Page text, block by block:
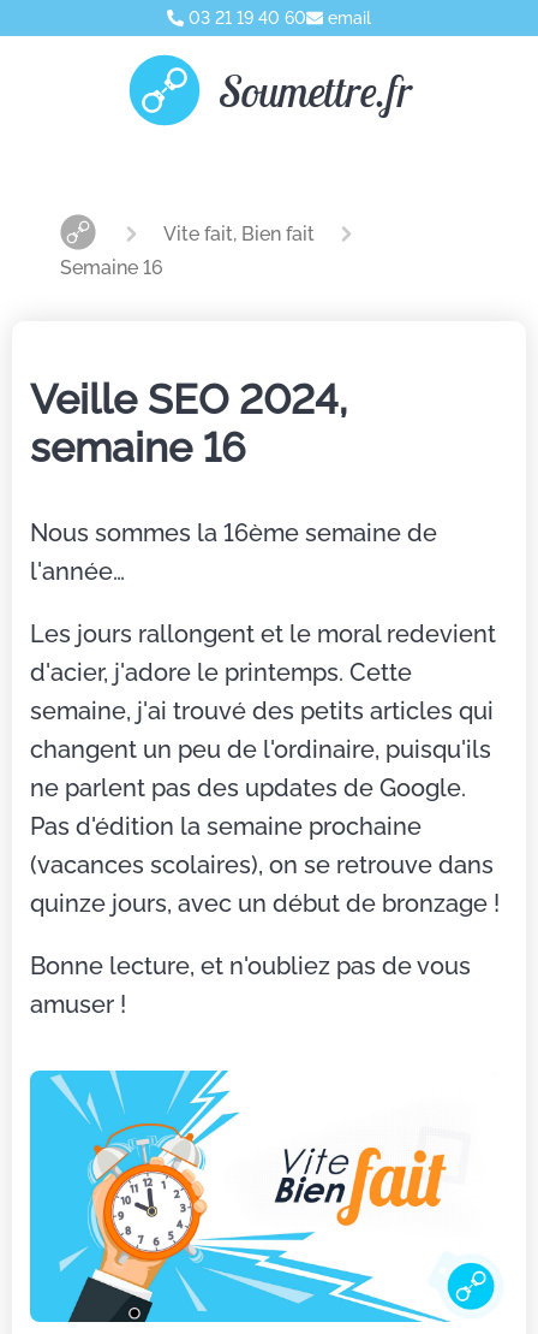
03 21 19 40 60 email
Soumettre.fr
Vite fait, Bien fait
Semaine 16
Veille SEO 2024,
semaine 16
Nous sommes la 16ème semaine de
l'année…
Les jours rallongent et le moral redevient
d'acier, j'adore le printemps. Cette
semaine, j'ai trouvé des petits articles qui
changent un peu de l'ordinaire, puisqu'ils
ne parlent pas des updates de Google.
Pas d'édition la semaine prochaine
(vacances scolaires), on se retrouve dans
quinze jours, avec un début de bronzage !
Bonne lecture, et n'oubliez pas de vous
amuser !